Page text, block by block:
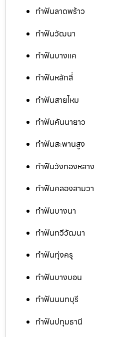
ทำฟันลาดพร้าว
ทำฟันวัฒนา
ทำฟันบางแค
ทำฟันหลักสี่
ทำฟันสายไหม
ทำฟันคันนายาว
ทำฟันสะพานสูง
ทำฟันวังทองหลาง
ทำฟันคลองสามวา
ทำฟันบางนา
ทำฟันทวีวัฒนา
ทำฟันทุ่งครุ
ทำฟันบางบอน
ทำฟันนนทบุรี
ทำฟันปทุมธานี